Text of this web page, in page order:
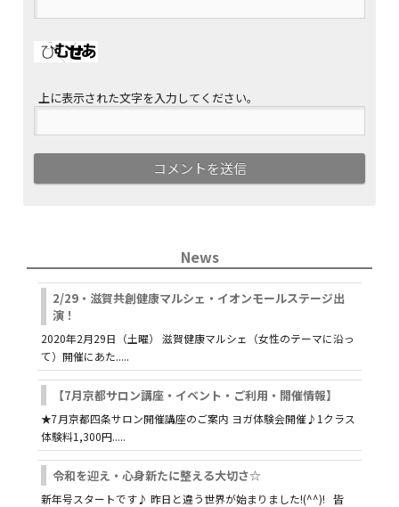
上に表示された文字を入力してください。
News
2/29・滋賀共創健康マルシェ・イオンモールステージ出
演！
2020年2月29日（土曜） 滋賀健康マルシェ（女性のテーマに沿っ
て）開催にあた.....
【7月京都サロン講座・イベント・ご利用・開催情報】
★7月京都四条サロン開催講座のご案内 ヨガ体験会開催♪1クラス
体験料1,300円.....
令和を迎え・心身新たに整える大切さ☆
新年号スタートです♪ 昨日と違う世界が始まりました!(^^)! 皆